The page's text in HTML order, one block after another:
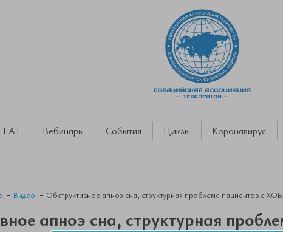
ЕАТ Вебинары События Циклы Коронавирус
Видео Обструктивное апноэ сна, структурная проблема пациентов с
апноэ сна, структурная